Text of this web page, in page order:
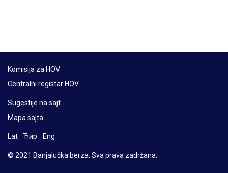
Komisija za HOV
Centralni registar HOV
Sugestije na sajt
Mapa sajta
Lat Ћир Eng
© 2021 Banjalučka berza. Sva prava zadržana.